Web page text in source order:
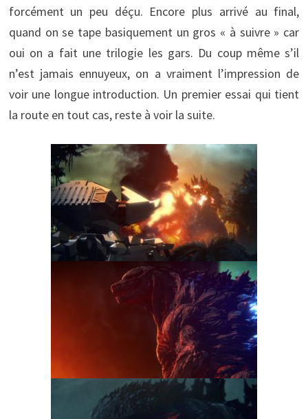
forcément un peu déçu. Encore plus arrivé au final,
quand on se tape basiquement un gros « à suivre » car
oui on a fait une trilogie les gars. Du coup même s’il
n’est jamais ennuyeux, on a vraiment l’impression de
voir une longue introduction. Un premier essai qui tient
la route en tout cas, reste à voir la suite.